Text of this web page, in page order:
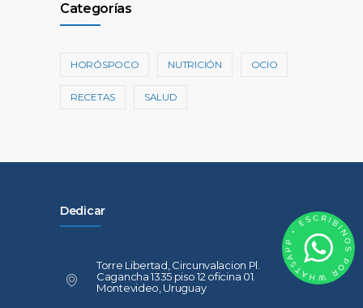
Categorías
HORÓSPOCO NUTRICIÓN OCIO
RECETAS SALUD
Dedicar
Torre Libertad, Circunvalacion Pl.
Cagancha 1335 piso 12 oficina 01.
Montevideo, Uruguay